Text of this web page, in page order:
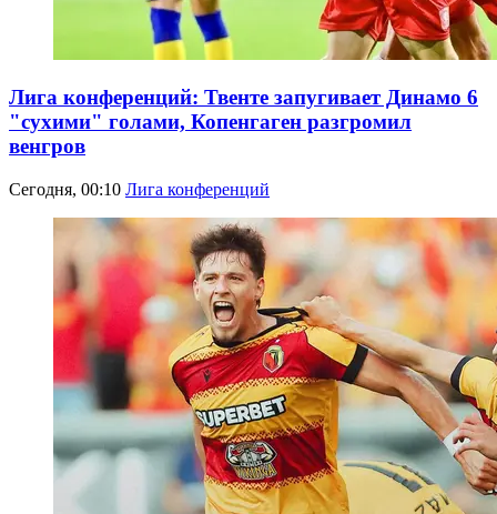
Лига конференций: Твенте запугивает Динамо 6
"сухими" голами, Копенгаген разгромил
венгров
Сегодня, 00:10 Лига конференций